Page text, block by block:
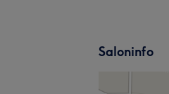
Saloninfo